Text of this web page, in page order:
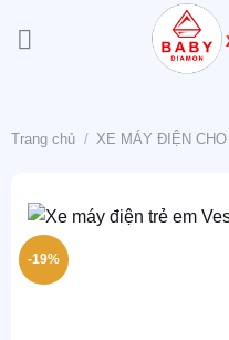
Trang chủ / XE MÁY ĐIỆN
-19%